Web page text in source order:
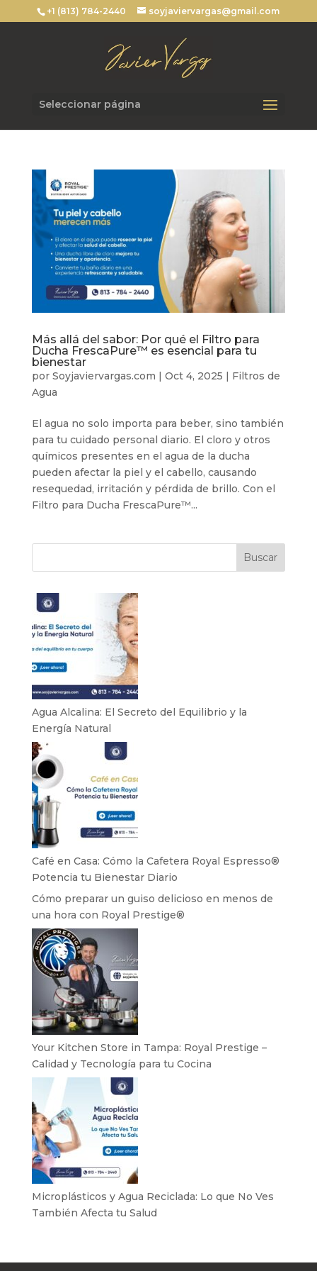
+1 (813) 784-2440 soyjaviervargas@gmail.com
Seleccionar página
Más allá del sabor: Por qué el Filtro para
Ducha FrescaPure™ es esencial para tu
bienestar
por Soyjaviervargas.com | Oct 4, 2025 | Filtros de
Agua
El agua no solo importa para beber, sino también
para tu cuidado personal diario. El cloro y otros
químicos presentes en el agua de la ducha
pueden afectar la piel y el cabello, causando
resequedad, irritación y pérdida de brillo. Con el
Filtro para Ducha FrescaPure™...
Buscar
Agua Alcalina: El Secreto del Equilibrio y la
Energía Natural
Café en Casa: Cómo la Cafetera Royal Espresso®
Potencia tu Bienestar Diario
Cómo preparar un guiso delicioso en menos de
una hora con Royal Prestige®
Your Kitchen Store in Tampa: Royal Prestige –
Calidad y Tecnología para tu Cocina
Microplásticos y Agua Reciclada: Lo que No Ves
También Afecta tu Salud